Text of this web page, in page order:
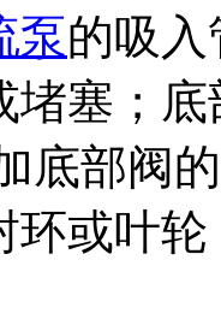
泵的吸
堵塞；
底部阀
环或叶